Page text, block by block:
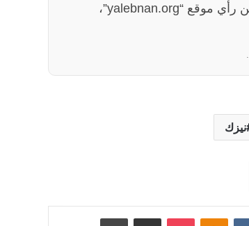
الآراء والمعلومات الواردة في هذا المقال لا تعبر بالضرورة عن رأي موقع “yalebnan.org”،
نيزك
‏VKontakte